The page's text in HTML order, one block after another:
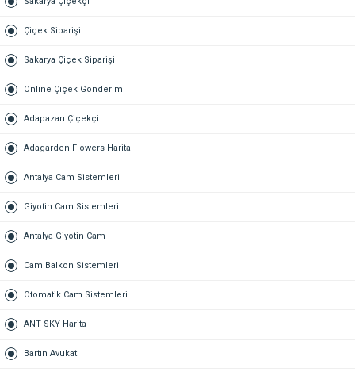
Çiçek Siparişi
Sakarya Çiçek Siparişi
Online Çiçek Gönderimi
Adapazarı Çiçekçi
Adagarden Flowers Harita
Antalya Cam Sistemleri
Giyotin Cam Sistemleri
Antalya Giyotin Cam
Cam Balkon Sistemleri
Otomatik Cam Sistemleri
ANT SKY Harita
Bartın Avukat